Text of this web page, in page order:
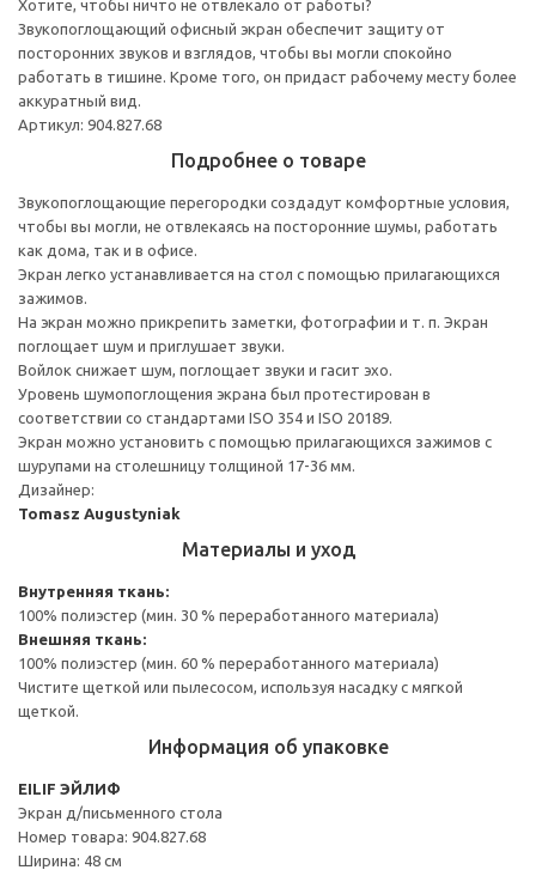
Хотите, чтобы ничто не отвлекало от работы?
Звукопоглощающий офисный экран обеспечит защиту от
посторонних звуков и взглядов, чтобы вы могли спокойно
работать в тишине. Кроме того, он придаст рабочему месту более
аккуратный вид.
Артикул: 904.827.68
Подробнее о товаре
Звукопоглощающие перегородки создадут комфортные условия,
чтобы вы могли, не отвлекаясь на посторонние шумы, работать
как дома, так и в офисе.
Экран легко устанавливается на стол с помощью прилагающихся
зажимов.
На экран можно прикрепить заметки, фотографии и т. п. Экран
поглощает шум и приглушает звуки.
Войлок снижает шум, поглощает звуки и гасит эхо.
Уровень шумопоглощения экрана был протестирован в
соответствии со стандартами ISO 354 и ISO 20189.
Экран можно установить с помощью прилагающихся зажимов с
шурупами на столешницу толщиной 17-36 мм.
Дизайнер:
Tomasz Augustyniak
Материалы и уход
Внутренняя ткань:
100% полиэстер (мин. 30 % переработанного материала)
Внешняя ткань:
100% полиэстер (мин. 60 % переработанного материала)
Чистите щеткой или пылесосом, используя насадку с мягкой
щеткой.
Информация об упаковке
EILIF ЭЙЛИФ
Экран д/письменного стола
Номер товара: 904.827.68
Ширина: 48 см